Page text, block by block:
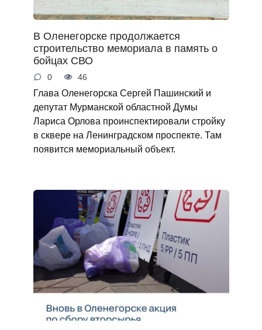
В Оленегорске продолжается
строительство мемориала в память о
бойцах СВО
0 46
Глава Оленегорска Сергей Пашинский и
депутат Мурманской областной Думы
Лариса Орлова проинспектировали стройку
в сквере на Ленинградском проспекте. Там
появится мемориальный объект.